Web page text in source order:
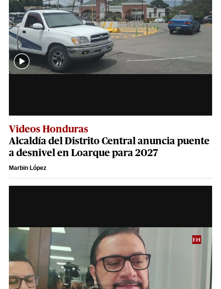
Videos Honduras
Alcaldía del Distrito Central anuncia puente
a desnivel en Loarque para 2027
Marbin López